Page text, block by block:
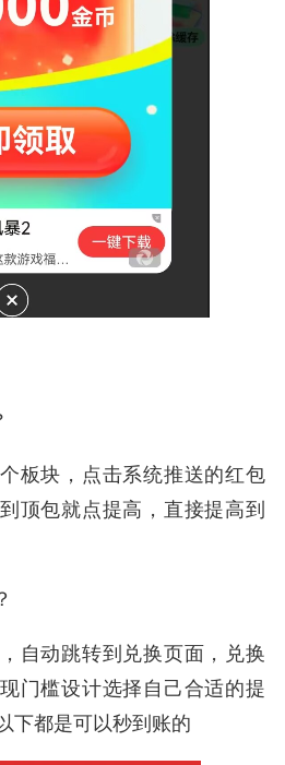
板块，点击系统推送的红包
顶包就点提高，直接提高到
自动跳转到兑换页面，兑换
门槛设计选择自己合适的提
下都是可以秒到账的